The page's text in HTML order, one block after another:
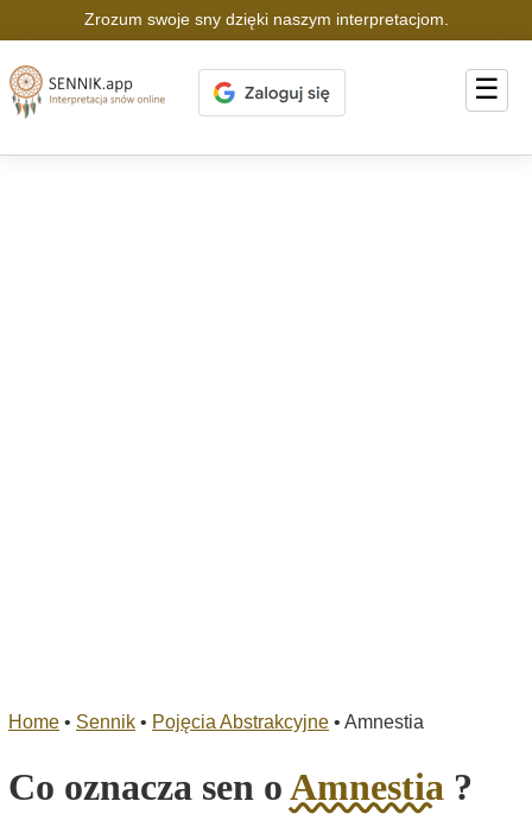
Zrozum swoje sny dzięki naszym interpretacjom.
☰
Home • Sennik • Pojęcia Abstrakcyjne • Amnestia
Co oznacza sen oAmnestia ?